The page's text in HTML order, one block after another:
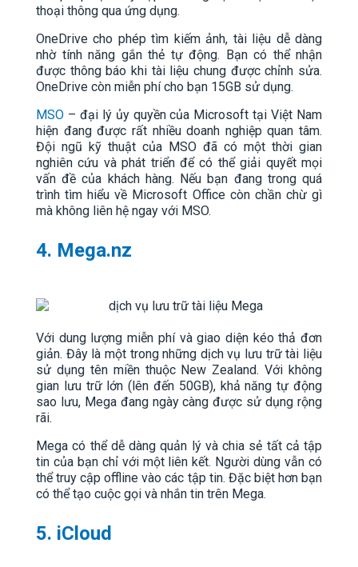
thoại thông qua ứng dụng.
OneDrive cho phép tìm kiếm ảnh, tài liệu dễ dàng
nhờ tính năng gắn thẻ tự động. Bạn có thể nhận
được thông báo khi tài liệu chung được chỉnh sửa.
OneDrive còn miễn phí cho bạn 15GB sử dụng.
MSO – đại lý ủy quyền của Microsoft tại Việt Nam
hiện đang được rất nhiều doanh nghiệp quan tâm.
Đội ngũ kỹ thuật của MSO đã có một thời gian
nghiên cứu và phát triển để có thể giải quyết mọi
vấn đề của khách hàng. Nếu bạn đang trong quá
trình tìm hiểu về Microsoft Office còn chần chừ gì
mà không liên hệ ngay với MSO.
4. Mega.nz
Với dung lượng miễn phí và giao diện kéo thả đơn
giản. Đây là một trong những dịch vụ lưu trữ tài liệu
sử dụng tên miền thuộc New Zealand. Với không
gian lưu trữ lớn (lên đến 50GB), khả năng tự động
sao lưu, Mega đang ngày càng được sử dụng rộng
rãi.
Mega có thể dễ dàng quản lý và chia sẻ tất cả tập
tin của bạn chỉ với một liên kết. Người dùng vẫn có
thể truy cập offline vào các tập tin. Đặc biệt hơn bạn
có thể tạo cuộc gọi và nhắn tin trên Mega.
5. iCloud